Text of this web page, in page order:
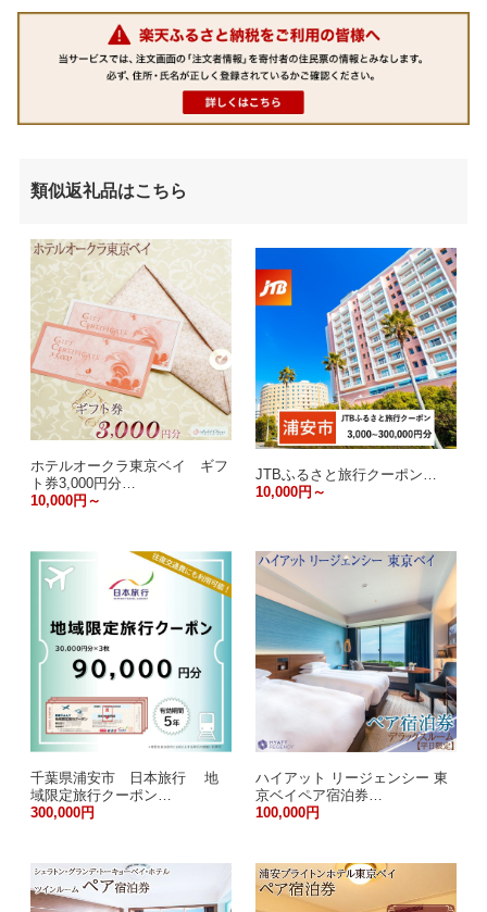
類似返礼品はこちら
ホテルオークラ東京ベイ ギフ
ト券3,000円分…
10,000円～
JTBふるさと旅行クーポン…
10,000円～
千葉県浦安市 日本旅行 地
域限定旅行クーポン…
300,000円
ハイアット リージェンシー 東
京ベイペア宿泊券…
100,000円